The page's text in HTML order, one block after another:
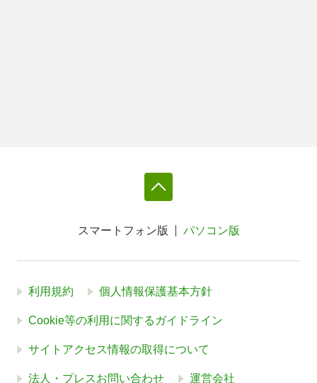
スマートフォン版 パソコン版
利用規約 個人情報保護基本方針
Cookie等の利用に関するガイドライン
サイトアクセス情報の取得について
法人・プレスお問い合わせ 運営会社